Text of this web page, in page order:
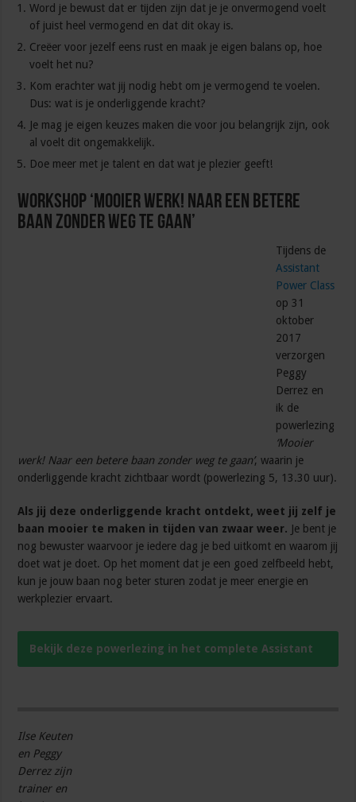
Word je bewust dat er tijden zijn dat je je onvermogend voelt
of juist heel vermogend en dat dit okay is.
Creëer voor jezelf eens rust en maak je eigen balans op, hoe
voelt het nu?
Kom erachter wat jij nodig hebt om je vermogend te voelen.
Dus: wat is je onderliggende kracht?
Je mag je eigen keuzes maken die voor jou belangrijk zijn, ook
al voelt dit ongemakkelijk.
Doe meer met je talent en dat wat je plezier geeft!
Workshop ‘Mooier werk! Naar een betere
baan zonder weg te gaan’
Tijdens de
Assistant
Power Class
op 31
oktober
2017
verzorgen
Peggy
Derrez en
ik de
powerlezing
‘Mooier
werk! Naar een betere baan zonder weg te gaan’, waarin je
onderliggende kracht zichtbaar wordt (powerlezing 5, 13.30 uur).
Als jij deze onderliggende kracht ontdekt, weet jij zelf je
baan mooier te maken in tijden van zwaar weer. Je bent je
nog bewuster waarvoor je iedere dag je bed uitkomt en waarom jij
doet wat je doet. Op het moment dat je een goed zelfbeeld hebt,
kun je jouw baan nog beter sturen zodat je meer energie en
werkplezier ervaart.
Bekijk deze powerlezing in het complete Assistant
Ilse Keuten
en Peggy
Derrez zijn
trainer en